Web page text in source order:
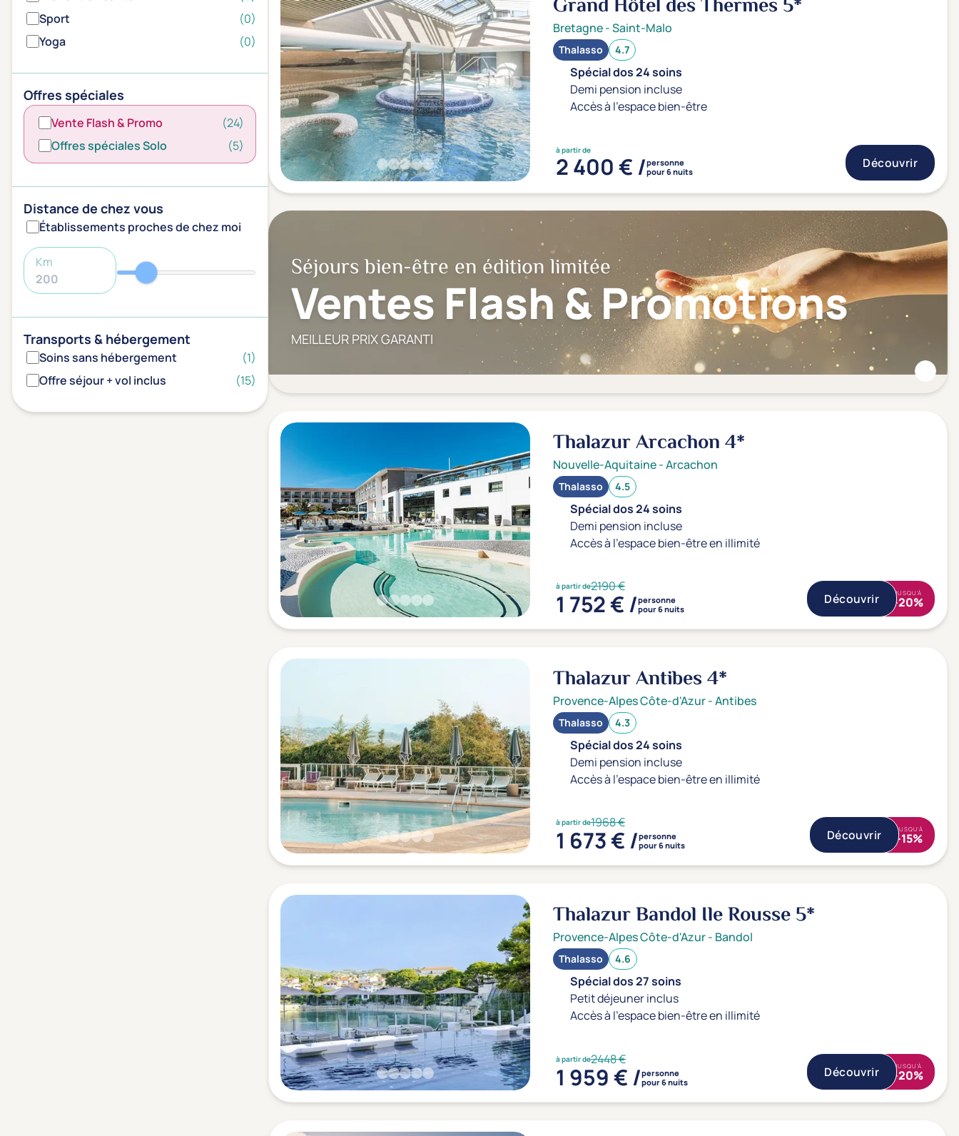
Sport
(0)
Yoga
(0)
Offres spéciales
Vente Flash & Promo
(24)
Offres spéciales Solo
(5)
Distance de chez vous
Établissements proches de chez moi
Km
Transports & hébergement
Soins sans hébergement
(1)
Offre séjour + vol inclus
(15)
Grand Hôtel des Thermes5*
Bretagne-Saint-Malo
Thalasso 4.7
Spécial dos 24 soins
Demi pension incluse
Accès à l'espace bien-être
à partir de
2 400 € /personne
pour 6 nuits
Découvrir
Séjours bien-être en édition limitée
Ventes Flash & Promotions
MEILLEUR PRIX GARANTI
Thalazur Arcachon4*
Nouvelle-Aquitaine-Arcachon
Thalasso 4.5
Spécial dos 24 soins
Demi pension incluse
Accès à l'espace bien-être en illimité
à partir de2190 €
1 752 € /personne
pour 6 nuits
Découvrir JUSQU'À
-20%
Thalazur Antibes4*
Provence-Alpes Côte-d'Azur-Antibes
Thalasso 4.3
Spécial dos 24 soins
Demi pension incluse
Accès à l'espace bien-être en illimité
à partir de1968 €
1 673 € /personne
pour 6 nuits
Découvrir JUSQU'À
-15%
Thalazur Bandol Ile Rousse5*
Provence-Alpes Côte-d'Azur- Bandol
Thalasso 4.6
Spécial dos 27 soins
Petit déjeuner inclus
Accès à l'espace bien-être en illimité
à partir de2448 €
1 959 € /personne
pour 6 nuits
Découvrir JUSQU'À
-20%